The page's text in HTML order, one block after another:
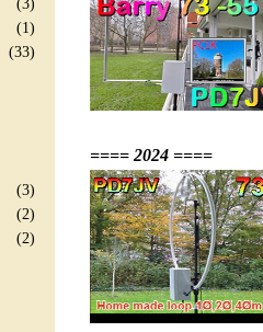
(3)
(1)
(33)
(3)
(2)
(2)
==== 2024 ====